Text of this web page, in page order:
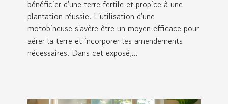
bénéficier d'une terre fertile et propice à une
plantation réussie. L'utilisation d'une
motobineuse s'avère être un moyen efficace pour
aérer la terre et incorporer les amendements
nécessaires. Dans cet exposé,...